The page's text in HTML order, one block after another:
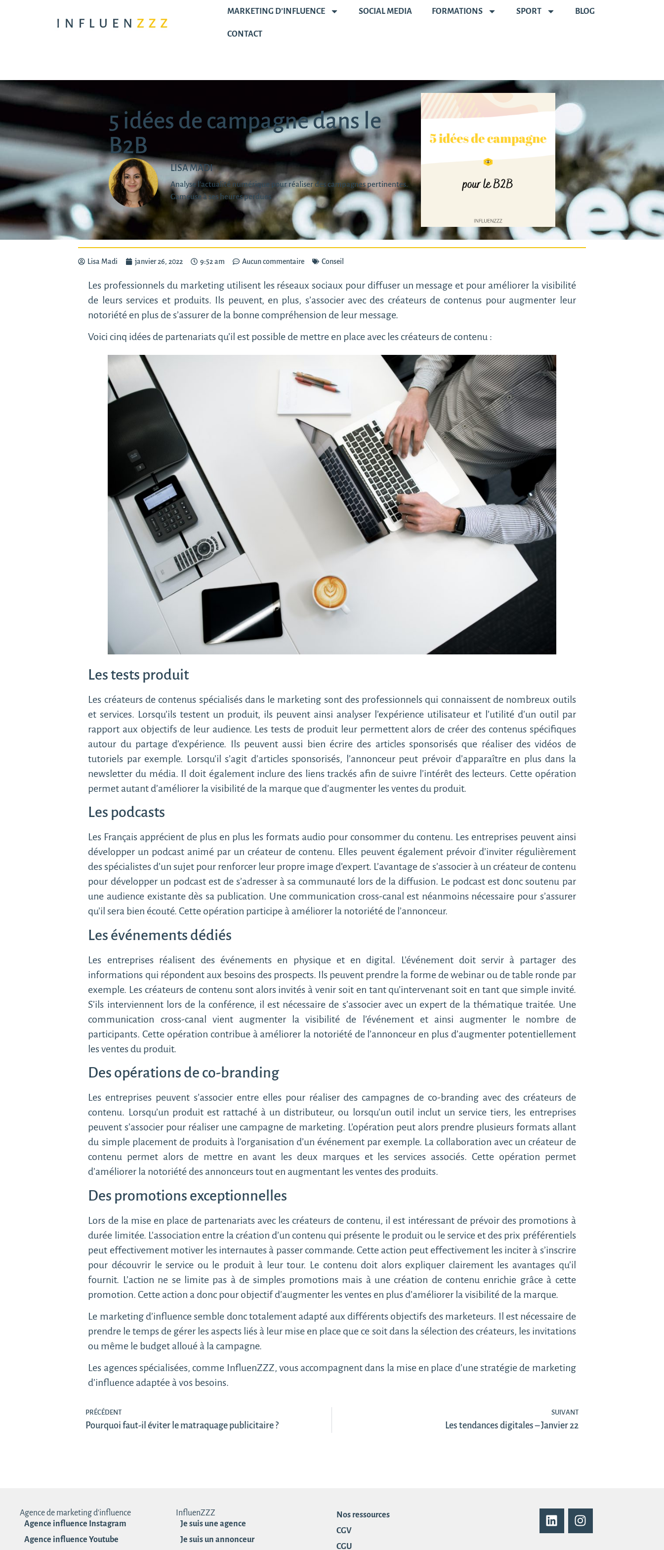
MARKETING D’INFLUENCE SOCIAL MEDIA FORMATIONS SPORT BLOG
CONTACT
5 idées de campagne dans le
B2B
LISA MADI
Analyse l'actualité numérique pour réaliser des campagnes pertinentes.
Gameuse à ses heures perdues
Lisa Madi janvier 26, 2022 9:52 am Aucun commentaire Conseil
Les professionnels du marketing utilisent les réseaux sociaux pour diffuser un message et pour améliorer la visibilité
de leurs services et produits. Ils peuvent, en plus, s’associer avec des créateurs de contenus pour augmenter leur
notoriété en plus de s’assurer de la bonne compréhension de leur message.
Voici cinq idées de partenariats qu’il est possible de mettre en place avec les créateurs de contenu :
Les tests produit
Les créateurs de contenus spécialisés dans le marketing sont des professionnels qui connaissent de nombreux outils
et services. Lorsqu’ils testent un produit, ils peuvent ainsi analyser l’expérience utilisateur et l’utilité d’un outil par
rapport aux objectifs de leur audience. Les tests de produit leur permettent alors de créer des contenus spécifiques
autour du partage d’expérience. Ils peuvent aussi bien écrire des articles sponsorisés que réaliser des vidéos de
tutoriels par exemple. Lorsqu’il s’agit d’articles sponsorisés, l’annonceur peut prévoir d’apparaître en plus dans la
newsletter du média. Il doit également inclure des liens trackés afin de suivre l’intérêt des lecteurs. Cette opération
permet autant d’améliorer la visibilité de la marque que d’augmenter les ventes du produit.
Les podcasts
Les Français apprécient de plus en plus les formats audio pour consommer du contenu. Les entreprises peuvent ainsi
développer un podcast animé par un créateur de contenu. Elles peuvent également prévoir d’inviter régulièrement
des spécialistes d’un sujet pour renforcer leur propre image d’expert. L’avantage de s’associer à un créateur de contenu
pour développer un podcast est de s’adresser à sa communauté lors de la diffusion. Le podcast est donc soutenu par
une audience existante dès sa publication. Une communication cross-canal est néanmoins nécessaire pour s’assurer
qu’il sera bien écouté. Cette opération participe à améliorer la notoriété de l’annonceur.
Les événements dédiés
Les entreprises réalisent des événements en physique et en digital. L’événement doit servir à partager des
informations qui répondent aux besoins des prospects. Ils peuvent prendre la forme de webinar ou de table ronde par
exemple. Les créateurs de contenu sont alors invités à venir soit en tant qu’intervenant soit en tant que simple invité.
S’ils interviennent lors de la conférence, il est nécessaire de s’associer avec un expert de la thématique traitée. Une
communication cross-canal vient augmenter la visibilité de l’événement et ainsi augmenter le nombre de
participants. Cette opération contribue à améliorer la notoriété de l’annonceur en plus d’augmenter potentiellement
les ventes du produit.
Des opérations de co-branding
Les entreprises peuvent s’associer entre elles pour réaliser des campagnes de co-branding avec des créateurs de
contenu. Lorsqu’un produit est rattaché à un distributeur, ou lorsqu’un outil inclut un service tiers, les entreprises
peuvent s’associer pour réaliser une campagne de marketing. L’opération peut alors prendre plusieurs formats allant
du simple placement de produits à l’organisation d’un événement par exemple. La collaboration avec un créateur de
contenu permet alors de mettre en avant les deux marques et les services associés. Cette opération permet
d’améliorer la notoriété des annonceurs tout en augmentant les ventes des produits.
Des promotions exceptionnelles
Lors de la mise en place de partenariats avec les créateurs de contenu, il est intéressant de prévoir des promotions à
durée limitée. L’association entre la création d’un contenu qui présente le produit ou le service et des prix préférentiels
peut effectivement motiver les internautes à passer commande. Cette action peut effectivement les inciter à s’inscrire
pour découvrir le service ou le produit à leur tour. Le contenu doit alors expliquer clairement les avantages qu’il
fournit. L’action ne se limite pas à de simples promotions mais à une création de contenu enrichie grâce à cette
promotion. Cette action a donc pour objectif d’augmenter les ventes en plus d’améliorer la visibilité de la marque.
Le marketing d’influence semble donc totalement adapté aux différents objectifs des marketeurs. Il est nécessaire de
prendre le temps de gérer les aspects liés à leur mise en place que ce soit dans la sélection des créateurs, les invitations
ou même le budget alloué à la campagne.
Les agences spécialisées, comme InfluenZZZ, vous accompagnent dans la mise en place d’une stratégie de marketing
d’influence adaptée à vos besoins.
PRÉCÉDENT
Pourquoi faut-il éviter le matraquage publicitaire ?
SUIVANT
Les tendances digitales – Janvier 22
Agence de marketing d'influence
Agence influence Instagram
Agence influence Youtube
InfluenZZZ
Je suis une agence
Je suis un annonceur
Nos ressources
CGV
CGU